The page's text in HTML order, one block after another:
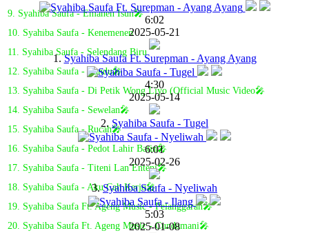
9. Syahiba Saufa - Emanen Isun🎤
10. Syahiba Saufa - Kenemenen
11. Syahiba Saufa - Selendang Biru
12. Syahiba Saufa - Candu🎤
13. Syahiba Saufa - Di Petik Wong Liyo (Official Music Video🎤
14. Syahiba Saufa - Sewelan🎤
15. Syahiba Saufa - Rucah🎤
16. Syahiba Saufa - Pedot Lahir Batin🎤
17. Syahiba Saufa - Titeni Lan Enteni🎤
18. Syahiba Saufa - Aku Cah Kerjo🎤
19. Syahiba Saufa Ft. Ageng Music - Pelanggaran🎤
20. Syahiba Saufa Ft. Ageng Music - Cundamani🎤
6:02
2025-05-21
1.Syahiba Saufa Ft. Surepman - Ayang Ayang
4:30
2025-05-14
2. Syahiba Saufa - Tugel
6:01
2025-02-26
3.Syahiba Saufa - Nyeliwah
5:03
2025-01-08